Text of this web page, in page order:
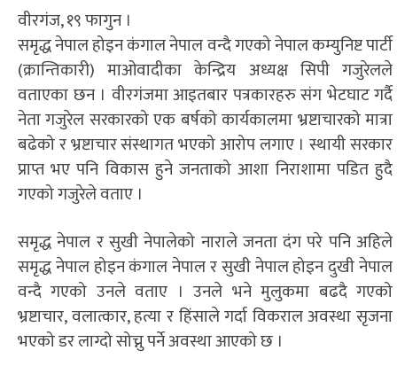
वीरगंज, १९ फागुन ।
समृद्ध नेपाल होइन कंगाल नेपाल वन्दै गएको नेपाल कम्युनिष्ट पार्टी
(क्रान्तिकारी) माओवादीका केन्द्रिय अध्यक्ष सिपी गजुरेलले
वताएका छन । वीरगंजमा आइतबार पत्रकारहरु संग भेटघाट गर्दै
नेता गजुरेल सरकारको एक बर्षको कार्यकालमा भ्रष्टाचारको मात्रा
बढेको र भ्रष्टाचार संस्थागत भएको आरोप लगाए । स्थायी सरकार
प्राप्त भए पनि विकास हुने जनताको आशा निराशामा पडित हुदै
गएको गजुरेले वताए ।
समृद्ध नेपाल र सुखी नेपालेको नाराले जनता दंग परे पनि अहिले
समृद्ध नेपाल होइन कंगाल नेपाल र सुखी नेपाल होइन दुखी नेपाल
वन्दै गएको उनले वताए । उनले भने मुलुकमा बढदै गएको
भ्रष्टाचार, वलात्कार, हत्या र हिंसाले गर्दा विकराल अवस्था सृजना
भएको डर लाग्दो सोच्नु पर्ने अवस्था आएको छ ।